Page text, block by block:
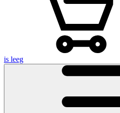
is leeg